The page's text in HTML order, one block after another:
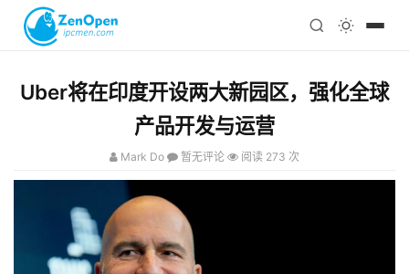
科技
心理
注册
Uber将在印度开设两大新园区，强化全球
产品开发与运营
Mark Do 暂无评论 阅读 273 次